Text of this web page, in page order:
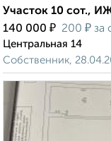
Участок 10 сот.,
140 000 ₽ 200 ₽ за
Центральная 14
Собственник,